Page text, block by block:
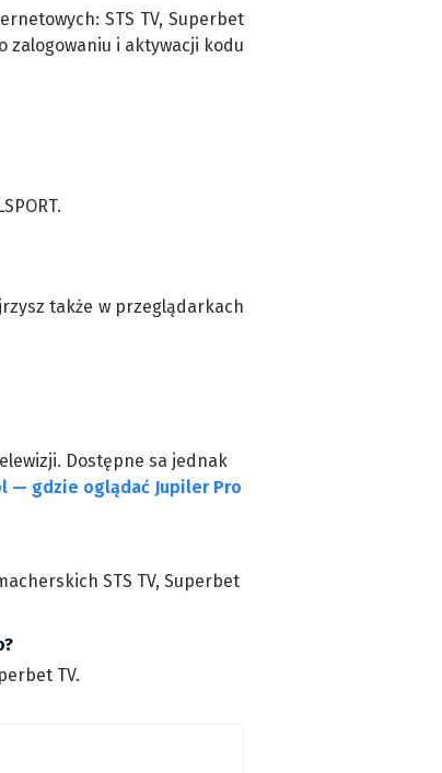
STS TV, Superbet
zalogowaniu i aktywacji kodu
także w przeglądarkach
Dostępne sa jednak
— gdzie oglądać Jupiler Pro
STS TV, Superbet
TV.